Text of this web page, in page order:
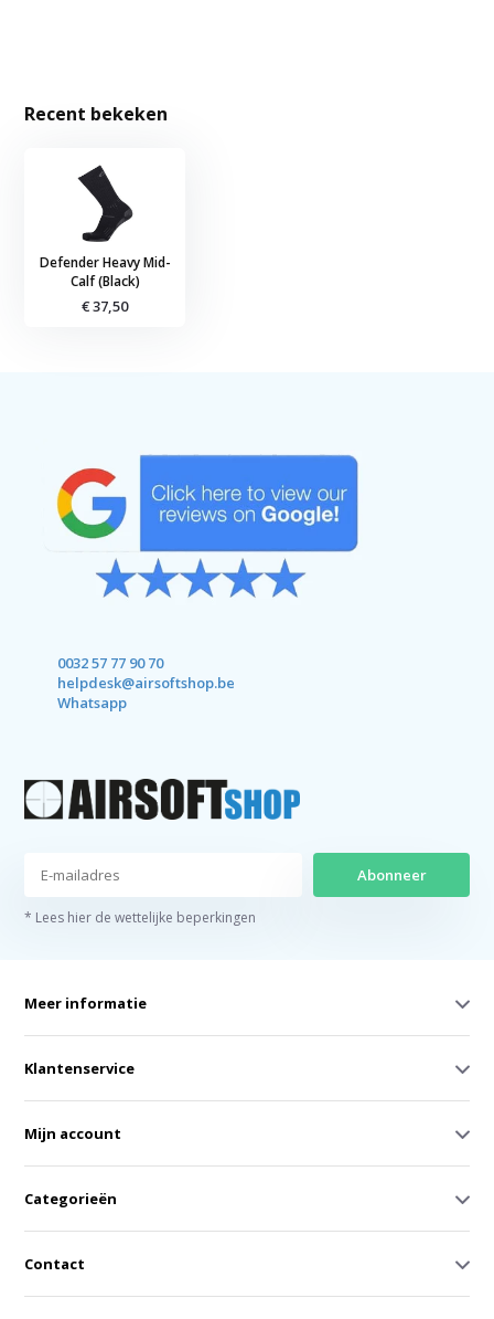
Recent bekeken
Defender Heavy Mid-
Calf (Black)
€ 37,50
0032 57 77 90 70
helpdesk@airsoftshop.be
Whatsapp
Abonneer
* Lees hier de wettelijke beperkingen
Meer informatie
Klantenservice
Mijn account
Categorieën
Contact